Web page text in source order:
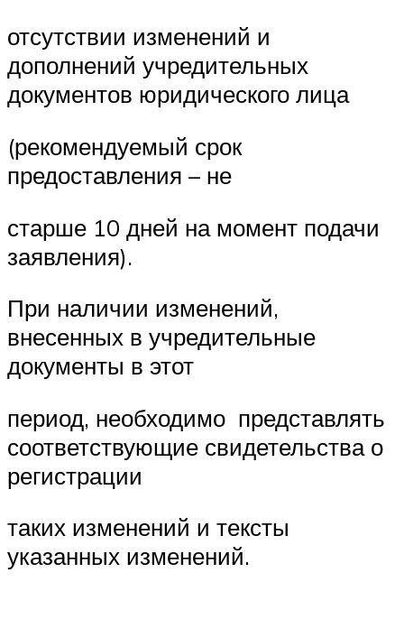
отсутствии изменений и
дополнений учредительных
документов юридического лица
(рекомендуемый срок
предоставления – не
старше 10 дней на момент подачи
заявления).
При наличии изменений,
внесенных в учредительные
документы в этот
период, необходимо представлять
соответствующие свидетельства о
регистрации
таких изменений и тексты
указанных изменений.